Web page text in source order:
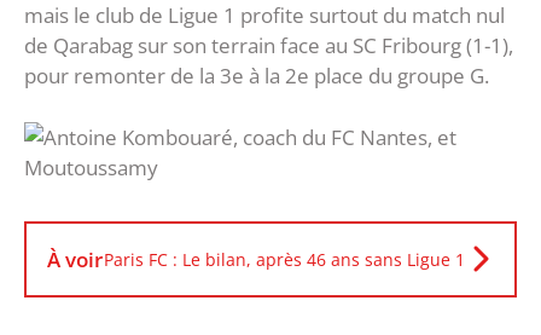
mais le club de Ligue 1 profite surtout du match nul
de Qarabag sur son terrain face au SC Fribourg (1-1),
pour remonter de la 3e à la 2e place du groupe G.
À voirParis FC : Le bilan, après 46 ans sans Ligue 1